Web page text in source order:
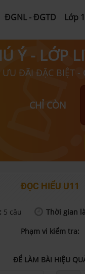
ĐGNL - ĐGTD Lớp
Ý - LỚP
ƯU ĐÃI ĐẶC BIỆT -
CHỈ CÒN
ĐỌC HIỂU U11
5 câu Thời gian
Phạm vi kiểm tra:
ĐỂ LÀM BÀI HIỆU